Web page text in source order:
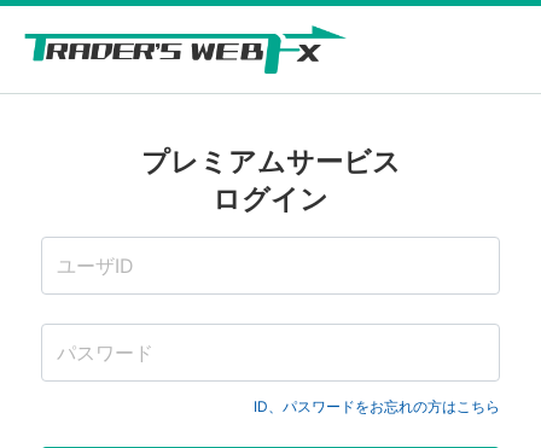
プレミアムサービス
ログイン
ID、パスワードをお忘れの方はこちら